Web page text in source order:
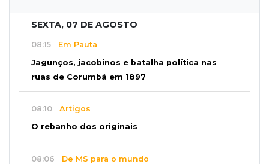
SEXTA, 07 DE AGOSTO
08:15 Em Pauta
Jagunços, jacobinos e batalha política nas
ruas de Corumbá em 1897
08:10 Artigos
O rebanho dos originais
08:06 De MS para o mundo